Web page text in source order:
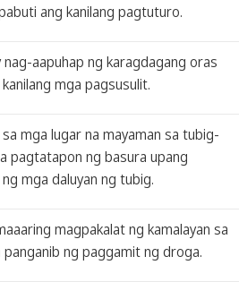
ang kanilang pagtuturo.
aapuhap ng karagdagang oras
mga pagsusulit.
mga lugar na mayaman sa tubig-
pagtatapon ng basura upang
mga daluyan ng tubig.
magpakalat ng kamalayan sa
ng paggamit ng droga.